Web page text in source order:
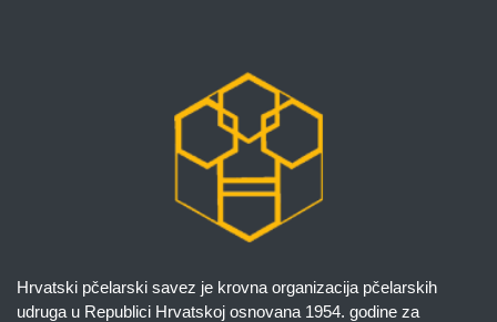
Hrvatski pčelarski savez je krovna organizacija pčelarskih
udruga u Republici Hrvatskoj osnovana 1954. godine za